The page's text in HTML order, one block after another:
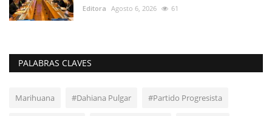
Editora Agosto 6, 2026 61
PALABRAS CLAVES
Marihuana #Dahiana Pulgar #Partido Progresista